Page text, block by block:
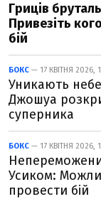
Гриців
Привезіть
бій
БОКС — 17 КВІТНЯ 2026,
Уникають
Джошуа
суперника
БОКС — 17 КВІТНЯ 2026,
Усиком:
провести бій